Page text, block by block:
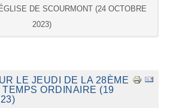
DE SCOURMONT (24 OCTOBRE
2023)
LE JEUDI DE LA 28ÈME
ORDINAIRE (19